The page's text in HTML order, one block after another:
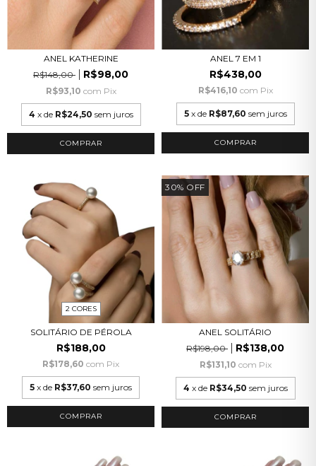
ANEL KATHERINE
R$148,00
R$98,00
R$93,10 com Pix
4 x de R$24,50 sem juros
COMPRAR
ANEL 7 EM 1
R$438,00
R$416,10 com Pix
5 x de R$87,60 sem juros
COMPRAR
2 CORES
SOLITÁRIO DE PÉROLA
R$188,00
R$178,60 com Pix
5 x de R$37,60 sem juros
COMPRAR
30% OFF
ANEL SOLITÁRIO
R$198,00
R$138,00
R$131,10 com Pix
4 x de R$34,50 sem juros
COMPRAR